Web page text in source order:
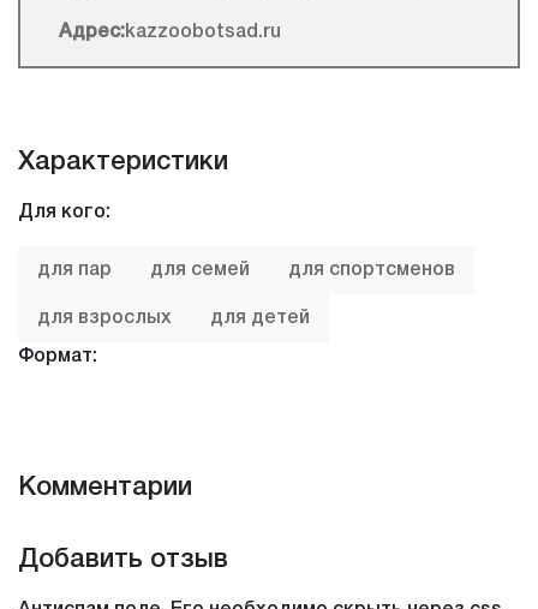
Адрес: kazzoobotsad.ru
Характеристики
Для кого:
для пар для семей для спортсменов
для взрослых для детей
Формат:
Возраст:
Комментарии
Добавить отзыв